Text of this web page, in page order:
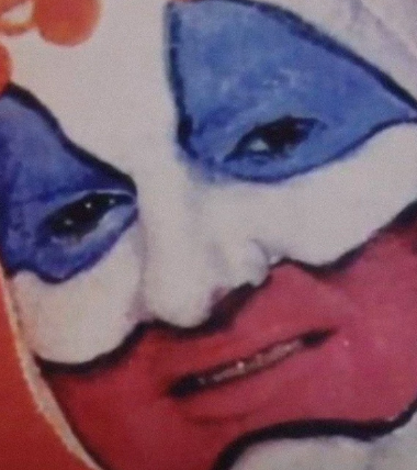
contra sus adicciones: "Yo no era el
Flipboard